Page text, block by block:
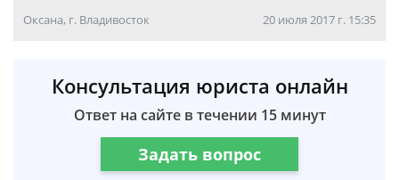
Оксана, г. Владивосток 20 июля 2017 г. 15:35
Консультация юриста онлайн
Ответ на сайте в течении 15 минут
Задать вопрос